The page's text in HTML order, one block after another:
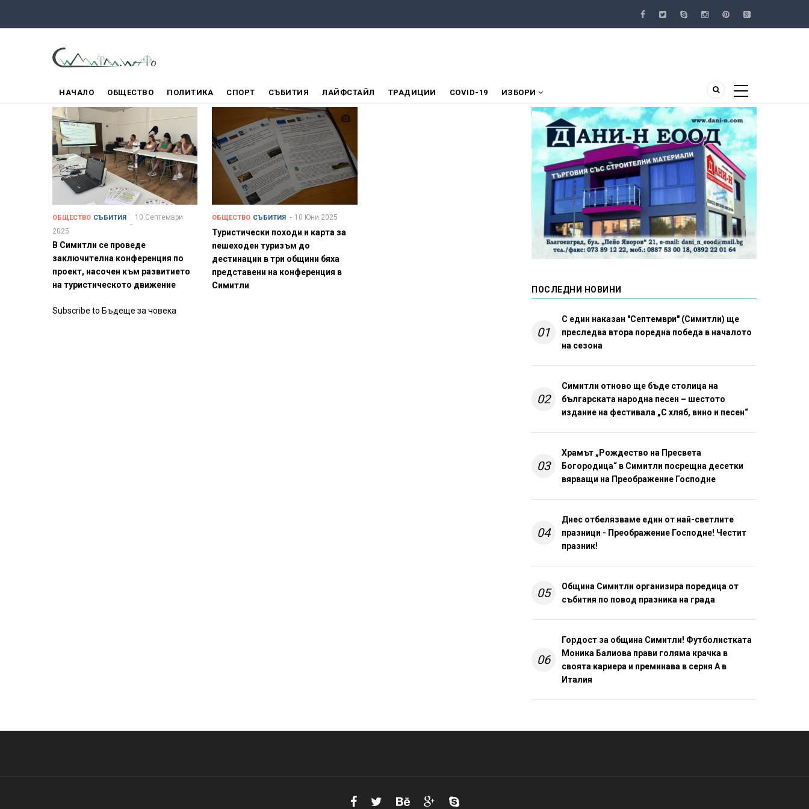
МЕНЮ
НАЧАЛО ОБЩЕСТВО ПОЛИТИКА СПОРТ СЪБИТИЯ ЛАЙФСТАЙЛ ТРАДИЦИИ COVID-19 ИЗБОРИ
ОБЩЕСТВО СЪБИТИЯ
10 Септември
2025
В Симитли се проведе
заключителна конференция по
проект, насочен към развитието
на туристическото движение
ОБЩЕСТВО СЪБИТИЯ 10 Юни 2025
Туристически походи и карта за
пешеходен туризъм до
дестинации в три общини бяха
представени на конференция в
Симитли
Subscribe to Бъдеще за човека
ПОСЛЕДНИ НОВИНИ
01
С един наказан "Септември" (Симитли) ще
преследва втора поредна победа в началото
на сезона
02
Симитли отново ще бъде столица на
българската народна песен – шестото
издание на фестивала „С хляб, вино и песен“
03
Храмът „Рождество на Пресвета
Богородица“ в Симитли посрещна десетки
вярващи на Преображение Господне
04
Днес отбелязваме един от най-светлите
празници - Преображение Господне! Честит
празник!
05
Община Симитли организира поредица от
събития по повод празника на града
06
Гордост за община Симитли! Футболистката
Моника Балиова прави голяма крачка в
своята кариера и преминава в серия А в
Италия